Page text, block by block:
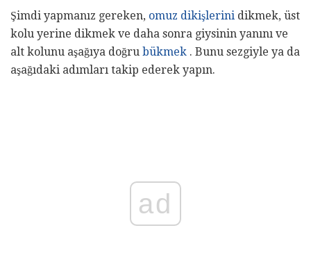
Şimdi yapmanız gereken, omuz dikişlerini dikmek, üst
kolu yerine dikmek ve daha sonra giysinin yanını ve
alt kolunu aşağıya doğru bükmek . Bunu sezgiyle ya da
aşağıdaki adımları takip ederek yapın.
ad